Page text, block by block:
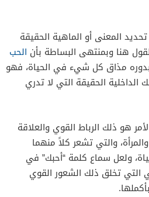
برضا وطيب خاطر
المعنى أو الماهية الحقيقة
هنا وبمنتهى البساطة بأن الحب
مذاق كل شيء في الحياة، فهو
الحقيقة التي لا تدري
هو ذلك الرباط القوي والعلاقة
والتي تشعر كلاً منهما
ولعل سماع كلمة “أحبك” في
التي تخلق ذلك الشعور القوي